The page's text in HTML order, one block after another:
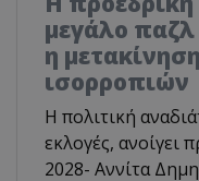
μεγάλο
η
ισορροπιών
Η πολιτική
εκλογές, ανοίγει
2028- Αννίτα